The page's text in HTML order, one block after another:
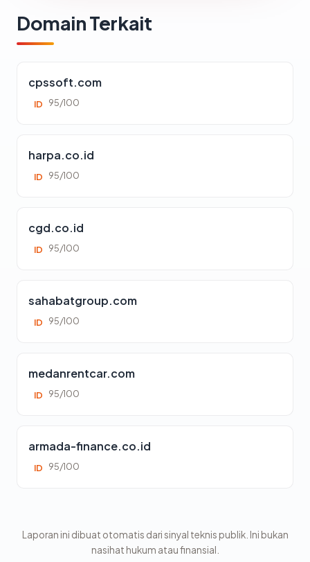
Domain Terkait
cpssoft.com
ID 95/100
harpa.co.id
ID 95/100
cgd.co.id
ID 95/100
sahabatgroup.com
ID 95/100
medanrentcar.com
ID 95/100
armada-finance.co.id
ID 95/100
Laporan ini dibuat otomatis dari sinyal teknis publik. Ini bukan
nasihat hukum atau finansial.